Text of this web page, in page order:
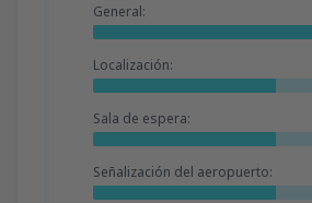
General:
Localización:
Sala de espera:
Señalización del aeropuerto: